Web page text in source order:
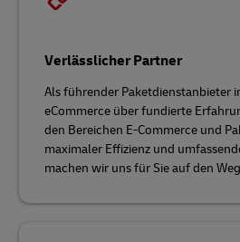
Verlässlicher Partner
Als führender Paketdienstanbieter
eCommerce über fundierte
den Bereichen E-Commerce und
maximaler Effizienz und
machen wir uns für Sie auf den